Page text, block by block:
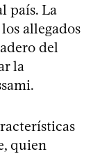
país. La
allegados
del
la
quien